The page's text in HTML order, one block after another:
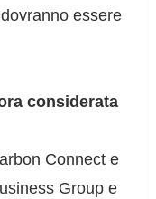
essere
considerata
Connect e
Group e